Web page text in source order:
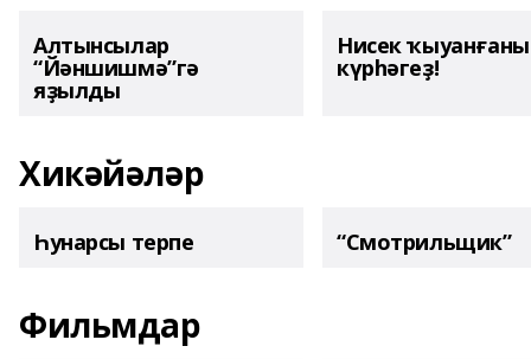
Алтынсылар
“Йәншишмә”гә
яҙылды
Нисек
күрһәгеҙ!
Хикәйәләр
Һунарсы терпе “Смотрильщик”
Фильмдар